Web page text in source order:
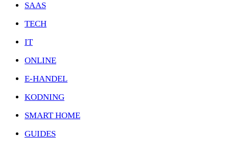
SAAS
TECH
IT
ONLINE
E-HANDEL
KODNING
SMART HOME
GUIDES